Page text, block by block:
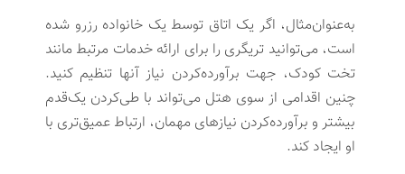
به‌عنوان‌مثال، اگر یک اتاق توسط یک خانواده رزرو شده
است، می‌توانید تریگری را برای ارائه خدمات مرتبط مانند
تخت کودک، جهت برآورده‌کردن نیاز آنها تنظیم کنید.
چنین اقدامی از سوی هتل می‌تواند با طی‌کردن یک‌قدم
بیشتر و برآورده‌کردن نیازهای مهمان، ارتباط عمیق‌تری با
او ایجاد کند.